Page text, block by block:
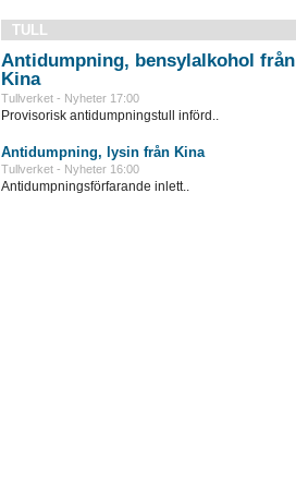
TULL
Antidumpning, bensylalkohol från
Kina
Tullverket - Nyheter 17:00
Provisorisk antidumpningstull införd..
Antidumpning, lysin från Kina
Tullverket - Nyheter 16:00
Antidumpningsförfarande inlett..